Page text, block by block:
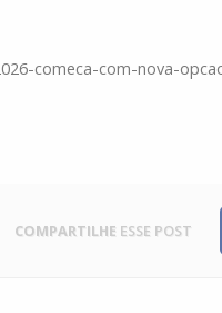
comeca-com-nova-
COMPARTILHE ESSE POST